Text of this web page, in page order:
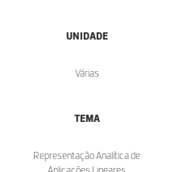
UNIDADE
Várias
TEMA
Representação Analítica de